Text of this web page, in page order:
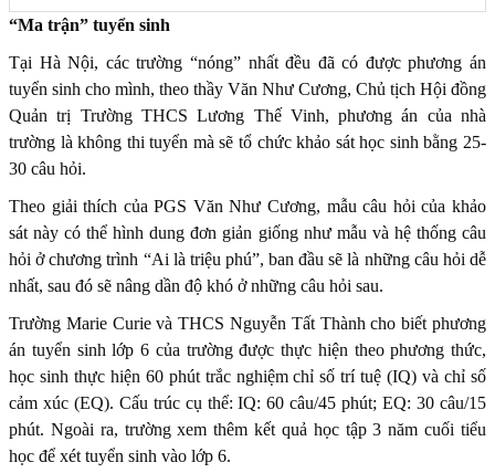
“Ma trận” tuyển sinh
Tại Hà Nội, các trường “nóng” nhất đều đã có được phương án
tuyển sinh cho mình, theo thầy Văn Như Cương, Chủ tịch Hội đồng
Quản trị Trường THCS Lương Thế Vinh, phương án của nhà
trường là không thi tuyển mà sẽ tổ chức khảo sát học sinh bằng 25-
30 câu hỏi.
Theo giải thích của PGS Văn Như Cương, mẫu câu hỏi của khảo
sát này có thể hình dung đơn giản giống như mẫu và hệ thống câu
hỏi ở chương trình “Ai là triệu phú”, ban đầu sẽ là những câu hỏi dễ
nhất, sau đó sẽ nâng dần độ khó ở những câu hỏi sau.
Trường Marie Curie và THCS Nguyễn Tất Thành cho biết phương
án tuyển sinh lớp 6 của trường được thực hiện theo phương thức,
học sinh thực hiện 60 phút trắc nghiệm chỉ số trí tuệ (IQ) và chỉ số
cảm xúc (EQ). Cấu trúc cụ thể: IQ: 60 câu/45 phút; EQ: 30 câu/15
phút. Ngoài ra, trường xem thêm kết quả học tập 3 năm cuối tiểu
học để xét tuyển sinh vào lớp 6.